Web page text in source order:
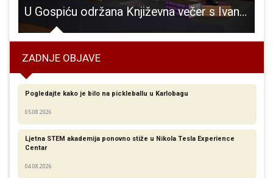
U Gospiću održana Književna večer s Ivanom Štulić
ZADNJE OBJAVE
Pogledajte kako je bilo na pickleballu u Karlobagu
05.08.2026
Ljetna STEM akademija ponovno stiže u Nikola Tesla Experience
Centar
04.08.2026